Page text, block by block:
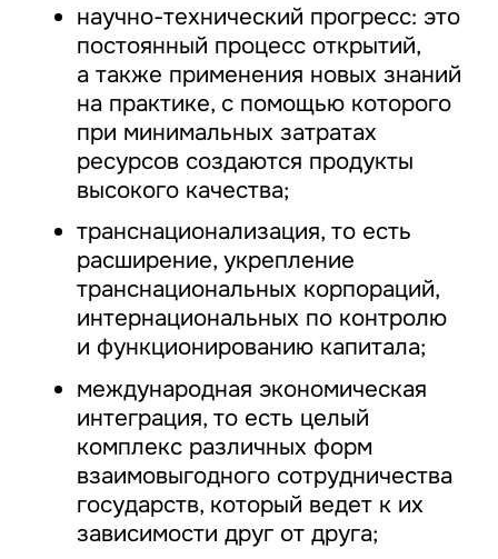
научно-технический прогресс: это
постоянный процесс открытий,
а также применения новых знаний
на практике, с помощью которого
при минимальных затратах
ресурсов создаются продукты
высокого качества;
транснационализация, то есть
расширение, укрепление
транснациональных корпораций,
интернациональных по контролю
и функционированию капитала;
международная экономическая
интеграция, то есть целый
комплекс различных форм
взаимовыгодного сотрудничества
государств, который ведет к их
зависимости друг от друга;